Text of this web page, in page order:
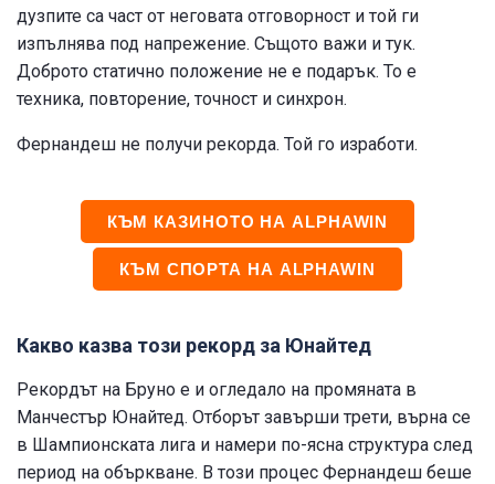
дузпите са част от неговата отговорност и той ги
изпълнява под напрежение. Същото важи и тук.
Доброто статично положение не е подарък. То е
техника, повторение, точност и синхрон.
Фернандеш не получи рекорда. Той го изработи.
КЪМ КАЗИНОТО НА ALPHAWIN
КЪМ СПОРТА НА ALPHAWIN
Какво казва този рекорд за Юнайтед
Рекордът на Бруно е и огледало на промяната в
Манчестър Юнайтед. Отборът завърши трети, върна се
в Шампионската лига и намери по-ясна структура след
период на объркване. В този процес Фернандеш беше